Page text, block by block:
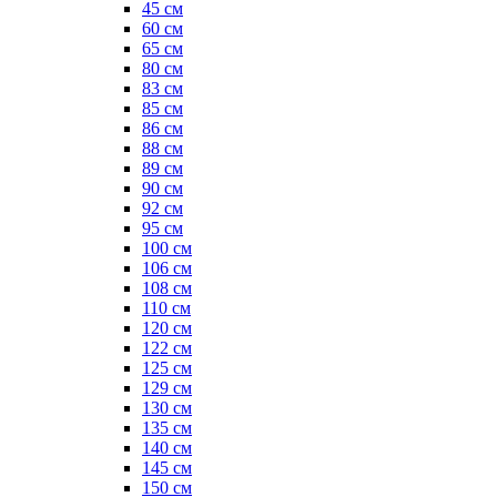
45 см
60 см
65 см
80 см
83 см
85 см
86 см
88 см
89 см
90 см
92 см
95 см
100 см
106 см
108 см
110 см
120 см
122 см
125 см
129 см
130 см
135 см
140 см
145 см
150 см